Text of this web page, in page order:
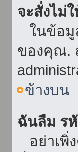
จะสั่งไม่
ในข้อมู
ของคุณ.
ข้างบน
ฉันลืม ร
อย่าเพิ่